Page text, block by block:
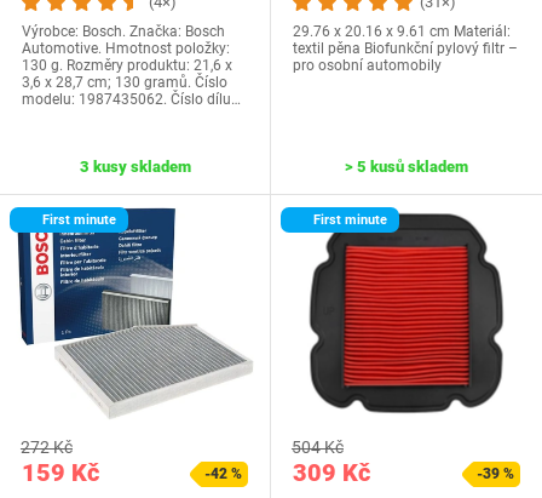
Výrobce: Bosch. Značka: Bosch
Automotive. Hmotnost položky:
130 g. Rozměry produktu: 21,6 x
3,6 x 28,7 cm; 130 gramů. Číslo
modelu: 1987435062. Číslo dílu…
3 kusy skladem
29.76 x 20.16 x 9.61 cm Materiál:
textil pěna Biofunkční pylový filtr –
pro osobní automobily
> 5 kusů skladem
First minute
159 Kč
272 Kč
-42 %
First minute
309 Kč
504 Kč
-39 %